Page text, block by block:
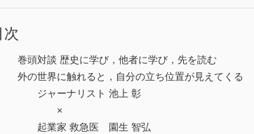
次
巻頭対談 歴史に学び，他者に学び，先を読む
外の世界に触れると，自分の立ち位置が見えてくる
ジャーナリスト 池上 彰
×
起業家 救急医 園生 智弘